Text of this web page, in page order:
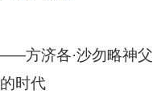
方济各·沙勿略神父
时代